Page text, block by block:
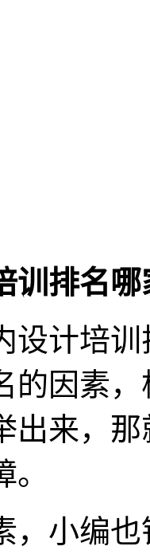
训排名哪
设计培
的因素
出来，
，小编